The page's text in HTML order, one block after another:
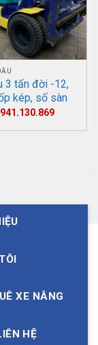
3 tấn đời -12,
kép, số sàn
XE NÂNG
HỆ